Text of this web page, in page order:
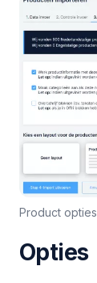
Product opties
Opties